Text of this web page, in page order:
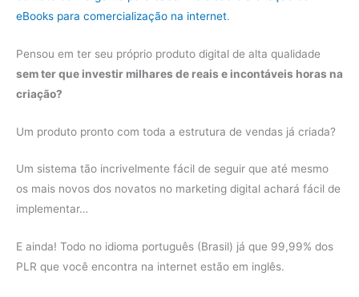
eBooks para comercialização na internet.
Pensou em ter seu próprio produto digital de alta qualidade
sem ter que investir milhares de reais e incontáveis horas na
criação?
Um produto pronto com toda a estrutura de vendas já criada?
Um sistema tão incrivelmente fácil de seguir que até mesmo
os mais novos dos novatos no marketing digital achará fácil de
implementar…
E ainda! Todo no idioma português (Brasil) já que 99,99% dos
PLR que você encontra na internet estão em inglês.